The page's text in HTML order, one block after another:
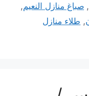
, صباغ منازل النعيم,
, طلاء منازل